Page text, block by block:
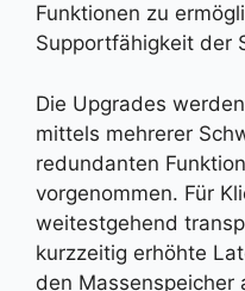
Funktionen zu
Supportfähigkeit der
Die Upgrades
mittels mehrerer
redundanten
vorgenommen. Für
weitestgehend
kurzzeitig erhöhte
den Massenspeicher